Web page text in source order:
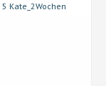
5 Kate_2Wochen